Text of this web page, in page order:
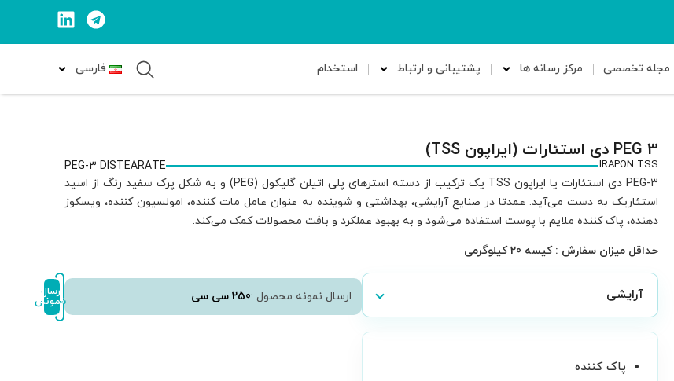
مجله تخصصی مرکز رسانه ها پشتیبانی و ارتباط استخدام فارسی
PEG 3 دی استئارات (ایراپون TSS)
IRAPON TSS
PEG-3 DISTEARATE
PEG-3 دی استئارات یا ایراپون TSS یک ترکیب از دسته استرهای پلی اتیلن گلیکول (PEG) و به شکل پرک سفید رنگ از اسید
استئاریک به دست می‌آید. عمدتا در صنایع آرایشی، بهداشتی و شوینده به عنوان عامل مات کننده، امولسیون کننده، ویسکوز
دهنده، پاک کننده ملایم با پوست استفاده می‌شود و به بهبود عملکرد و بافت محصولات کمک می‌کند.
حداقل میزان سفارش : کیسه 20 کیلوگرمی
آرایشی
پاک کننده
ارسال نمونه محصول :250 سی سی ثبت
سفارش
ارسال
نمونه